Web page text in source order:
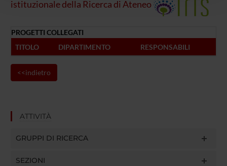
con altre informazioni che hai fornito loro o che hanno
istituzionale della Ricerca di Ateneo
PROGETTI COLLEGATI
TITOLO
DIPARTIMENTO RESPONSABILI
<<indietro
ATTIVITÀ
GRUPPI DI RICERCA
SEZIONI